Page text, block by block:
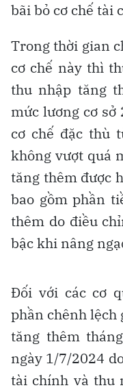
bãi bỏ cơ chế tài
Trong thời gian
cơ chế này thì
thu nhập tăng
mức lương cơ
cơ chế đặc thù
không vượt quá
tăng thêm được
bao gồm phần
thêm do điều
bậc khi nâng
Đối với các cơ
phần chênh lệch
tăng thêm
ngày 1/7/2024
tài chính và thu